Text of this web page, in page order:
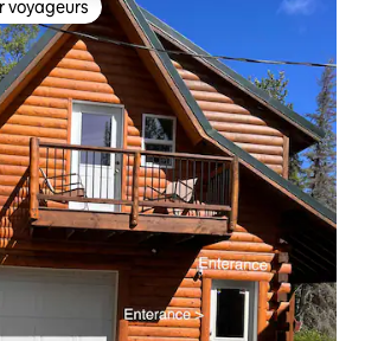
les plus appréciés
voyageurs